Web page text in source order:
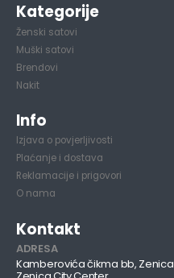
Kategorije
Ženski satovi
Muški satovi
Brendovi
Nakit
Info
Izjava o povjerljivosti
Plaćanje i dostava
Reklamacije i prigovori
O nama
Kontakt
ADRESA
Kamberovića čikma bb, Zenica